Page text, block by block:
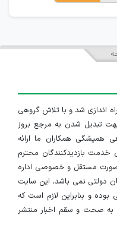
سایت ایران استخدام در تاریخ ۱۳۹۱/۱/۱۰ راه اندازی شد و با تلاش گروهی
تبدیل شدن به مرجع بروز
همکاران ما ارائه
بازدیدکنندگان محترم
صورت مستقل و خصوصی اداره
دولتی نمی باشد، این سایت
و بنابراین لازم است که
به صحت و سقم اخبار منتشر